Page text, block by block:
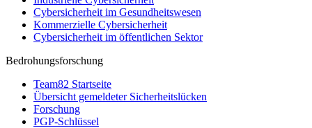
Cybersicherheit im Gesundheitswesen
Kommerzielle Cybersicherheit
Cybersicherheit im öffentlichen Sektor
Bedrohungsforschung
Team82 Startseite
Übersicht gemeldeter Sicherheitslücken
Forschung
PGP-Schlüssel